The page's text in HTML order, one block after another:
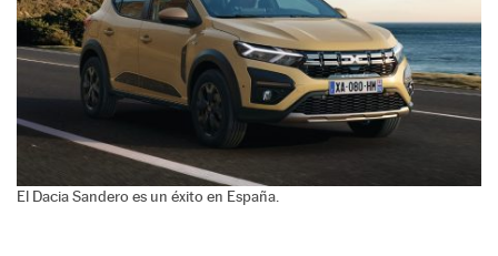
El Dacia Sandero es un éxito en España.